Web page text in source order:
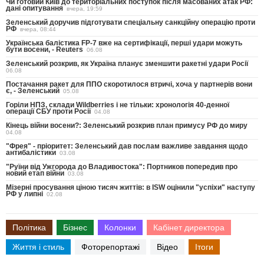
дані опитування вчера, 19:59
Зеленський доручив підготувати спеціальну санкційну операцію проти
РФ вчера, 08:44
Українська балістика FP-7 вже на сертифікації, перші удари можуть
бути восени, - Reuters 06.08
Зеленський розкрив, як Україна планує зменшити ракетні удари Росії
06.08
Постачання ракет для ППО скоротилося втричі, хоча у партнерів вони
є, - Зеленський 05.08
Горіли НПЗ, склади Wildberries і не тільки: хронологія 40-денної
операції СБУ проти Росії 04.08
Кінець війни восени?: Зеленський розкрив план примусу РФ до миру
04.08
"Фрея" - пріоритет: Зеленський дав послам важливе завдання щодо
антибалістики 03.08
"Руїни від Ужгорода до Владивостока": Портников попередив про
новий етап війни 03.08
Мізерні просування ціною тисяч життів: в ISW оцінили "успіхи" наступу
РФ у липні 02.08
Політика Бізнес Колонки Кабінет директора
Життя і стиль Фоторепортажі Відео Ітоги